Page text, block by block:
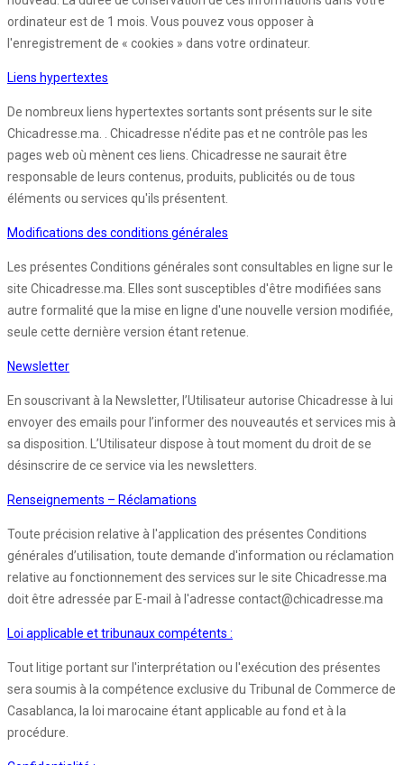
ordinateur est de 1 mois. Vous pouvez vous opposer à
l'enregistrement de « cookies » dans votre ordinateur.
Liens hypertextes
De nombreux liens hypertextes sortants sont présents sur le site
Chicadresse.ma. . Chicadresse n'édite pas et ne contrôle pas les
pages web où mènent ces liens. Chicadresse ne saurait être
responsable de leurs contenus, produits, publicités ou de tous
éléments ou services qu'ils présentent.
Modifications des conditions générales
Les présentes Conditions générales sont consultables en ligne sur le
site Chicadresse.ma. Elles sont susceptibles d'être modifiées sans
autre formalité que la mise en ligne d'une nouvelle version modifiée,
seule cette dernière version étant retenue.
Newsletter
En souscrivant à la Newsletter, l’Utilisateur autorise Chicadresse à lui
envoyer des emails pour l’informer des nouveautés et services mis à
sa disposition. L’Utilisateur dispose à tout moment du droit de se
désinscrire de ce service via les newsletters.
Renseignements – Réclamations
Toute précision relative à l'application des présentes Conditions
générales d’utilisation, toute demande d'information ou réclamation
relative au fonctionnement des services sur le site Chicadresse.ma
doit être adressée par E-mail à l'adresse contact@chicadresse.ma
Loi applicable et tribunaux compétents :
Tout litige portant sur l'interprétation ou l'exécution des présentes
sera soumis à la compétence exclusive du Tribunal de Commerce de
Casablanca, la loi marocaine étant applicable au fond et à la
procédure.